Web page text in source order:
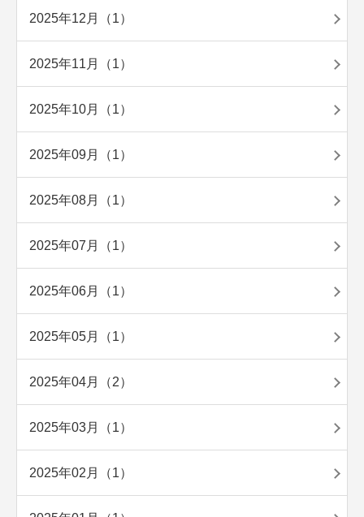
2025年12月（1）
2025年11月（1）
2025年10月（1）
2025年09月（1）
2025年08月（1）
2025年07月（1）
2025年06月（1）
2025年05月（1）
2025年04月（2）
2025年03月（1）
2025年02月（1）